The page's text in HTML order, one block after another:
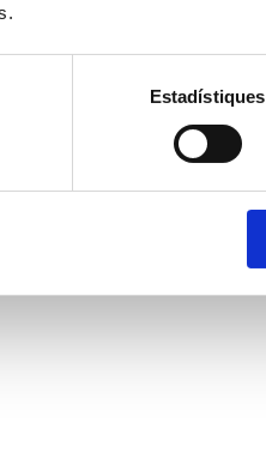
Estadístiques